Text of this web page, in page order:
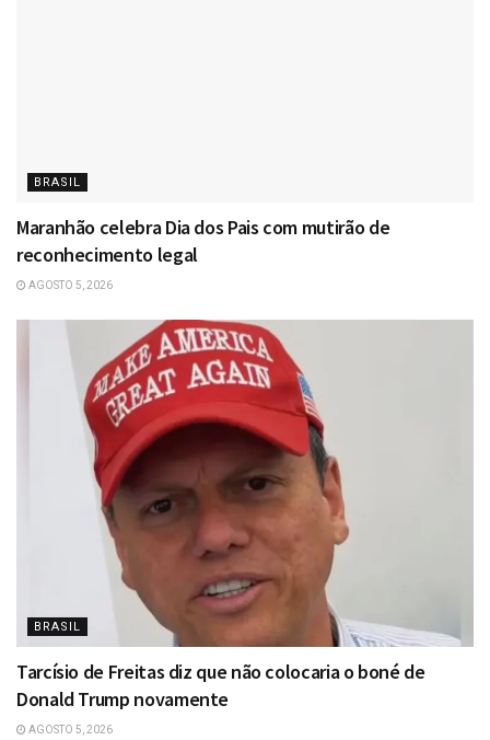
BRASIL
Maranhão celebra Dia dos Pais com mutirão de
reconhecimento legal
AGOSTO 5, 2026
BRASIL
Tarcísio de Freitas diz que não colocaria o boné de
Donald Trump novamente
AGOSTO 5, 2026